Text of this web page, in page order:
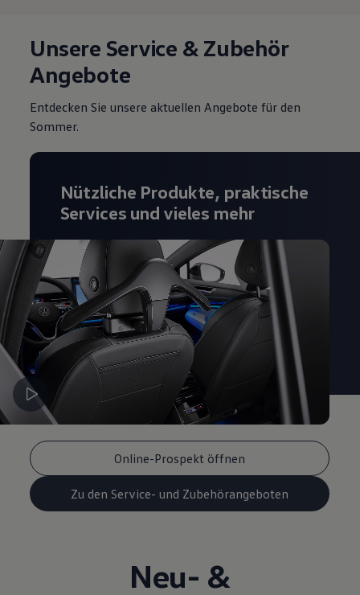
Unsere Service & Zubehör
Angebote
Entdecken Sie unsere aktuellen Angebote für den
Sommer.
Online-Prospekt öffnen
Zu den Service- und Zubehörangeboten
Nützliche Produkte, praktische
Services und vieles mehr
Neu- &